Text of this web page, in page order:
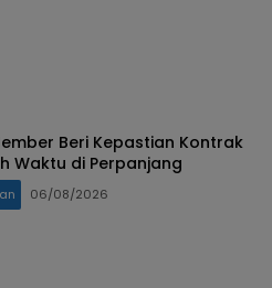
Beri Kepastian Kontrak
Waktu di Perpanjang
06/08/2026